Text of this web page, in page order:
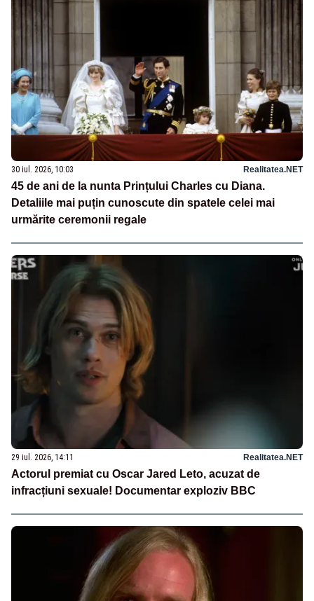
30 iul. 2026, 10:03 Realitatea.NET
45 de ani de la nunta Prințului Charles cu Diana.
Detaliile mai puțin cunoscute din spatele celei mai
urmărite ceremonii regale
29 iul. 2026, 14:11 Realitatea.NET
Actorul premiat cu Oscar Jared Leto, acuzat de
infracțiuni sexuale! Documentar exploziv BBC